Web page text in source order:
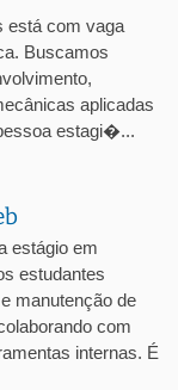
está com vaga
Buscamos
aplicadas
estagi�...
estágio em
estudantes
manutenção de
com
internas. É